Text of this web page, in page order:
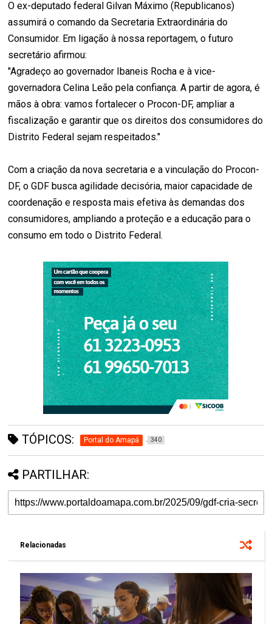
O ex-deputado federal Gilvan Máximo (Republicanos)
assumirá o comando da Secretaria Extraordinária do
Consumidor. Em ligação à nossa reportagem, o futuro
secretário afirmou:
"Agradeço ao governador Ibaneis Rocha e à vice-
governadora Celina Leão pela confiança. A partir de agora, é
mãos à obra: vamos fortalecer o Procon-DF, ampliar a
fiscalização e garantir que os direitos dos consumidores do
Distrito Federal sejam respeitados."
Com a criação da nova secretaria e a vinculação do Procon-
DF, o GDF busca agilidade decisória, maior capacidade de
coordenação e resposta mais efetiva às demandas dos
consumidores, ampliando a proteção e a educação para o
consumo em todo o Distrito Federal.
TÓPICOS: Portal do Amapá 340
PARTILHAR:
Relacionadas